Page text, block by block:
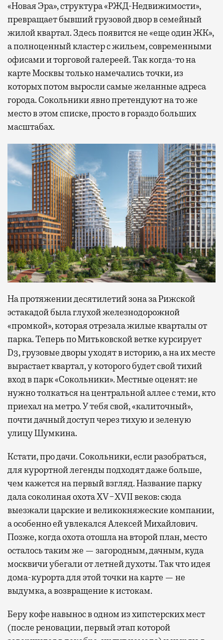
«Новая Эра», структура «РЖД-Недвижимости»,
превращает бывший грузовой двор в семейный
жилой квартал. Здесь появится не «еще один ЖК»,
а полноценный кластер с жильем, современными
офисами и торговой галереей. Так когда-то на
карте Москвы только намечались точки, из
которых потом выросли самые желанные адреса
города. Сокольники явно претендуют на то же
место в этом списке, просто в гораздо больших
масштабах.
На протяжении десятилетий зона за Рижской
эстакадой была глухой железнодорожной
«промкой», которая отрезала жилые кварталы от
парка. Теперь по Митьковской ветке курсирует
D3, грузовые дворы уходят в историю, а на их месте
вырастает квартал, у которого будет свой тихий
вход в парк «Сокольники». Местные оценят: не
нужно толкаться на центральной аллее с теми, кто
приехал на метро. У тебя свой, «калиточный»,
почти дачный доступ через тихую и зеленую
улицу Шумкина.
Кстати, про дачи. Сокольники, если разобраться,
для курортной легенды подходят даже больше,
чем кажется на первый взгляд. Название парку
дала соколиная охота XV−XVII веков: сюда
выезжали царские и великокняжеские компании,
а особенно ей увлекался Алексей Михайлович.
Позже, когда охота отошла на второй план, место
осталось таким же — загородным, дачным, куда
москвичи убегали от летней духоты. Так что идея
дома-курорта для этой точки на карте — не
выдумка, а возвращение к истокам.
Беру кофе навынос в одном из хипстерских мест
(после реновации, первый этап которой